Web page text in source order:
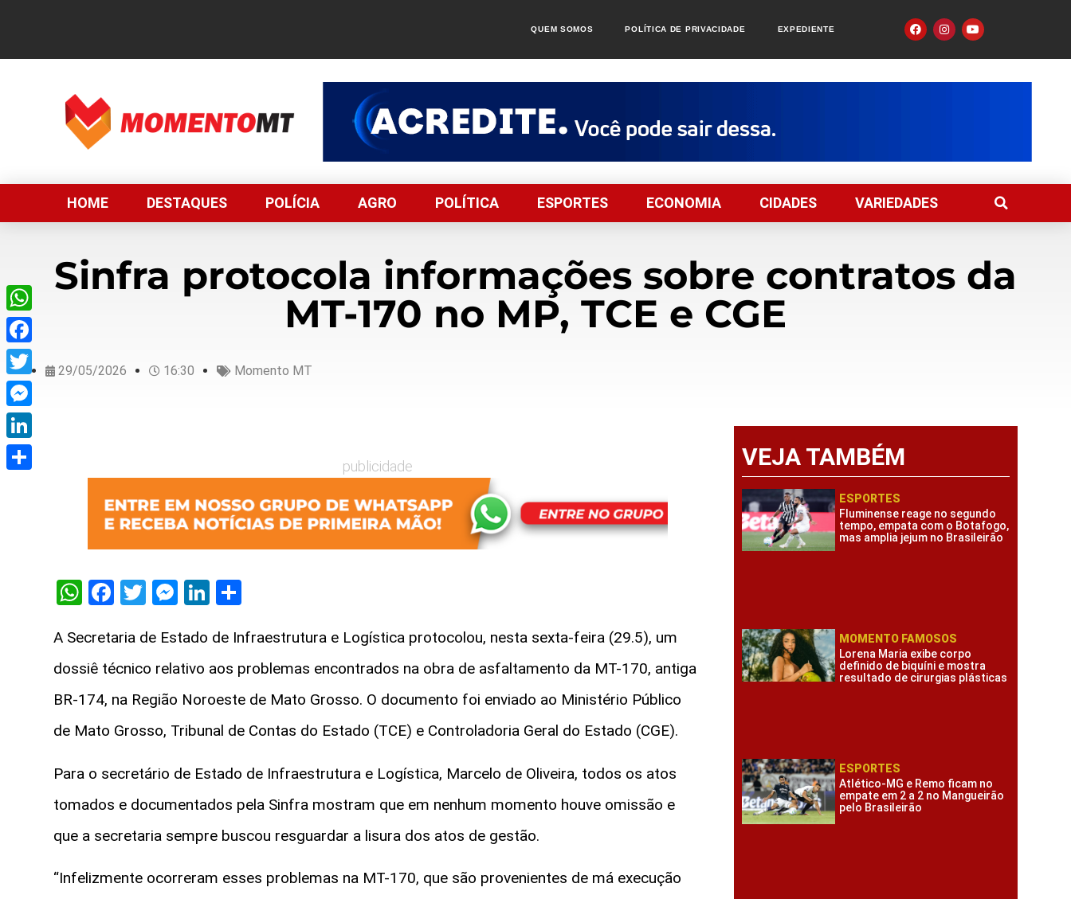
QUEM SOMOS POLÍTICA DE PRIVACIDADE EXPEDIENTE
HOME DESTAQUES POLÍCIA AGRO POLÍTICA ESPORTES ECONOMIA CIDADES VARIEDADES
Sinfra protocola informações sobre contratos da
MT-170 no MP, TCE e CGE
29/05/2026 16:30 Momento MT
publicidade
WhatsApp
Facebook
TwitterMessenger
LinkedIn
A Secretaria de Estado de Infraestrutura e Logística protocolou, nesta sexta-feira (29.5), um
dossiê técnico relativo aos problemas encontrados na obra de asfaltamento da MT-170, antiga
BR-174, na Região Noroeste de Mato Grosso. O documento foi enviado ao Ministério Público
de Mato Grosso, Tribunal de Contas do Estado (TCE) e Controladoria Geral do Estado (CGE).
Para o secretário de Estado de Infraestrutura e Logística, Marcelo de Oliveira, todos os atos
tomados e documentados pela Sinfra mostram que em nenhum momento houve omissão e
que a secretaria sempre buscou resguardar a lisura dos atos de gestão.
“Infelizmente ocorreram esses problemas na MT-170, que são provenientes de má execução
VEJA TAMBÉM
ESPORTES
Fluminense reage no segundo
tempo, empata com o Botafogo,
mas amplia jejum no Brasileirão
MOMENTO FAMOSOS
Lorena Maria exibe corpo
definido de biquíni e mostra
resultado de cirurgias plásticas
ESPORTES
Atlético-MG e Remo ficam no
empate em 2 a 2 no Mangueirão
pelo Brasileirão
WhatsApp
Facebook
Twitter
Messenger
LinkedIn